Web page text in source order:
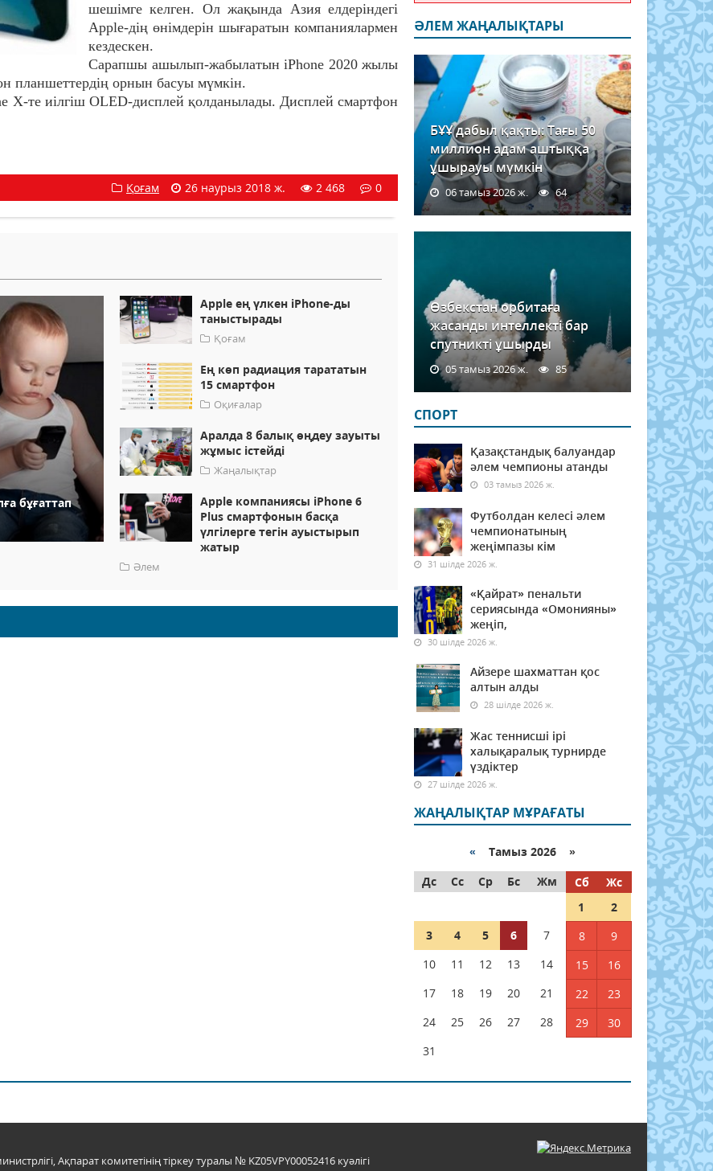
шешімге келген. Ол жақында Азия елдеріндегі
Apple-дің өнімдерін шығаратын компаниялармен
кездескен.
Сарапшы ашылып-жабылатын iPhone 2020 жылы
планшеттердің орнын басуы мүмкін.
X-те иілгіш OLED-дисплей қолданылады. Дисплей смартфон
Қоғам 26 наурыз 2018 ж. 2 468 0
бұғаттап
Apple ең үлкен iPhone-ды
таныстырады
Қоғам
Ең көп радиация тарататын
15 смартфон
Оқиғалар
Аралда 8 балық өңдеу зауыты
жұмыс істейді
Жаңалықтар
Apple компаниясы iPhone 6
Plus смартфонын басқа
үлгілерге тегін ауыстырып
жатыр
Әлем
ӘЛЕМ ЖАҢАЛЫҚТАРЫ
БҰҰ дабыл қақты: Тағы 50
миллион адам аштыққа
ұшырауы мүмкін
06 тамыз 2026 ж. 64
Өзбекстан орбитаға
жасанды интеллекті бар
спутникті ұшырды
05 тамыз 2026 ж. 85
СПОРТ
Қазақстандық балуандар
әлем чемпионы атанды
03 тамыз 2026 ж.
Футболдан келесі әлем
чемпионатының
жеңімпазы кім
31 шілде 2026 ж.
«Қайрат» пенальти
сериясында «Омонияны»
жеңіп,
30 шілде 2026 ж.
Айзере шахматтан қос
алтын алды
28 шілде 2026 ж.
Жас теннисші ірі
халықаралық турнирде
үздіктер
27 шілде 2026 ж.
ЖАҢАЛЫҚТАР МҰРАҒАТЫ
« Тамыз 2026 »
Дс
Сс Ср Бс Жм Сб
Жс
1
2
3
4 5 6 7 8
9
10
11 12 13 14 15
16
17
18 19 20 21 22
23
24
25 26 27 28 29
30
31
Ақпарат комитетінің тіркеу туралы № KZ05VPY00052416 куәлігі